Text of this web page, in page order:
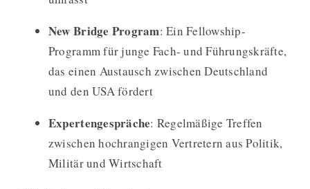
New Bridge Program: Ein Fellowship-
Programm für junge Fach- und Führungskräfte,
das einen Austausch zwischen Deutschland
und den USA fördert
Expertengespräche: Regelmäßige Treffen
zwischen hochrangigen Vertretern aus Politik,
Militär und Wirtschaft